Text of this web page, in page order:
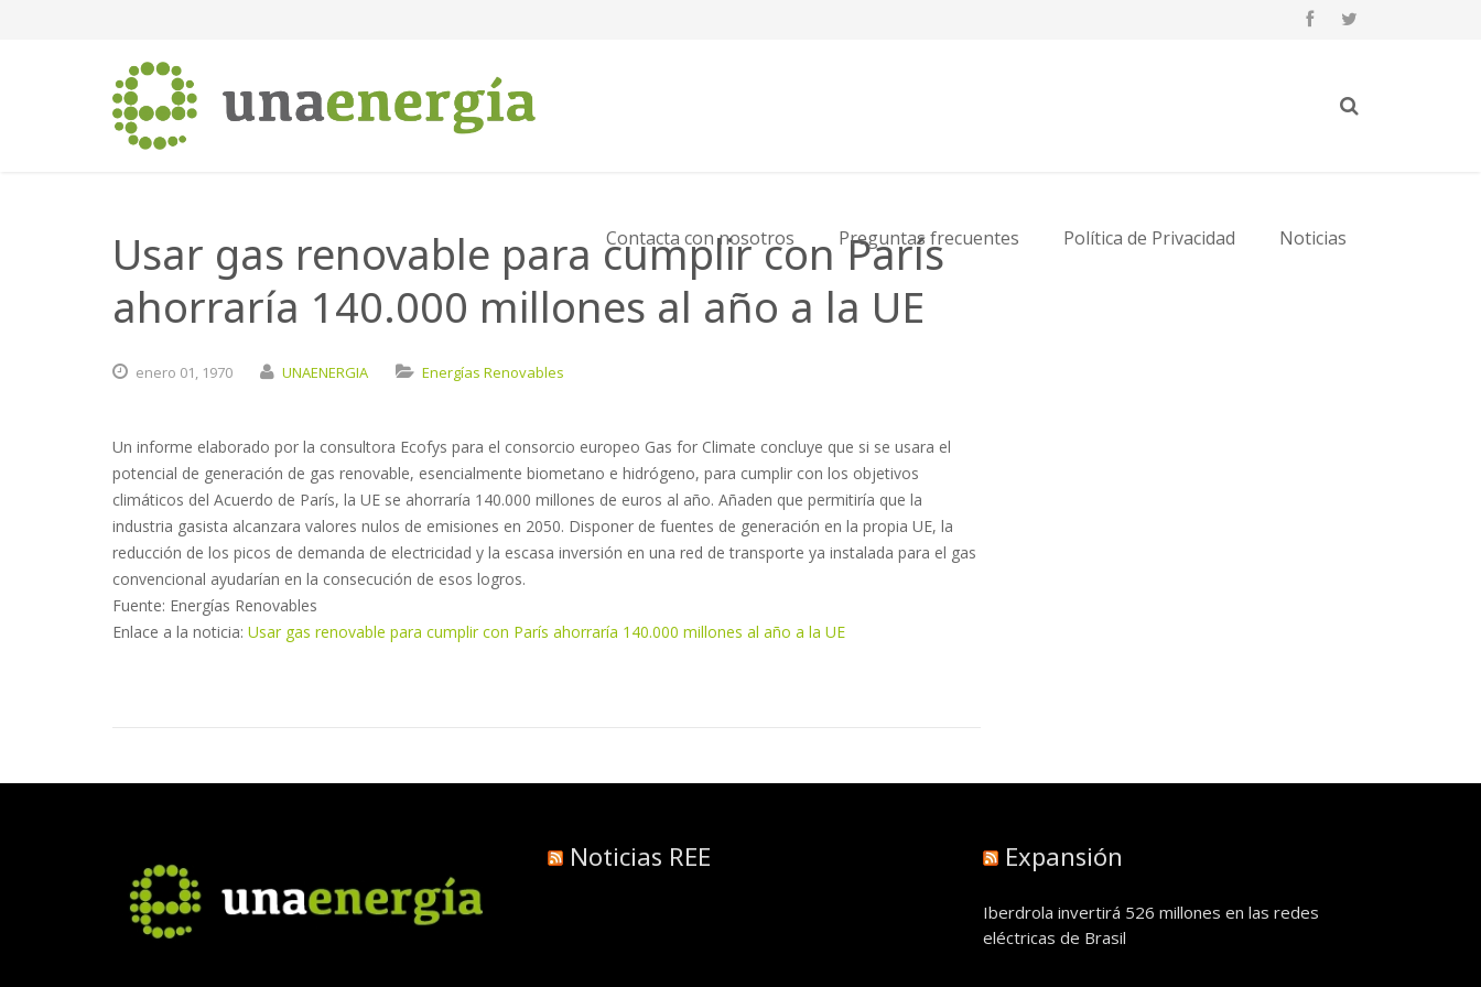
Contacta con nosotros Preguntas frecuentes Política de Privacidad Noticias
Usar gas renovable para cumplir con París
ahorraría 140.000 millones al año a la UE
enero 01, 1970 UNAENERGIA Energías Renovables
Un informe elaborado por la consultora Ecofys para el consorcio europeo Gas for Climate concluye que si se usara el
potencial de generación de gas renovable, esencialmente biometano e hidrógeno, para cumplir con los objetivos
climáticos del Acuerdo de París, la UE se ahorraría 140.000 millones de euros al año. Añaden que permitiría que la
industria gasista alcanzara valores nulos de emisiones en 2050. Disponer de fuentes de generación en la propia UE, la
reducción de los picos de demanda de electricidad y la escasa inversión en una red de transporte ya instalada para el gas
convencional ayudarían en la consecución de esos logros.
Fuente: Energías Renovables
Enlace a la noticia: Usar gas renovable para cumplir con París ahorraría 140.000 millones al año a la UE
Noticias REE Expansión
Iberdrola invertirá 526 millones en las redes
eléctricas de Brasil